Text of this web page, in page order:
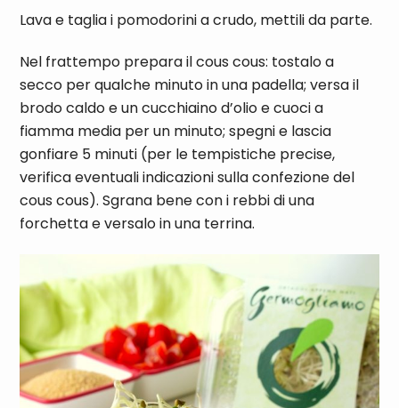
Lava e taglia i pomodorini a crudo, mettili da parte.
Nel frattempo prepara il cous cous: tostalo a
secco per qualche minuto in una padella; versa il
brodo caldo e un cucchiaino d’olio e cuoci a
fiamma media per un minuto; spegni e lascia
gonfiare 5 minuti (per le tempistiche precise,
verifica eventuali indicazioni sulla confezione del
cous cous). Sgrana bene con i rebbi di una
forchetta e versalo in una terrina.